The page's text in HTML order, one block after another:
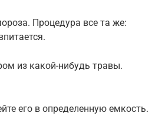
Процедура все та же:
из какой-нибудь травы.
его в определенную емкость.